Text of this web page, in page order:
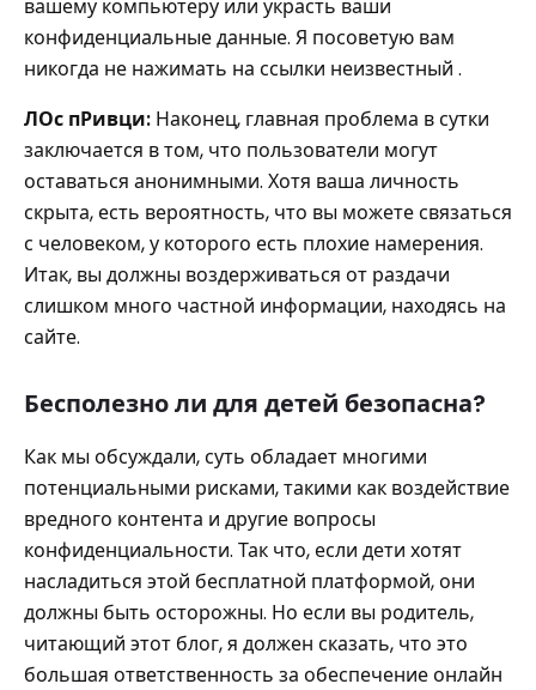
вашему компьютеру или украсть ваши
конфиденциальные данные. Я посоветую вам
никогда не нажимать на ссылки неизвестный .
ЛОс пРивци: Наконец, главная проблема в сутки
заключается в том, что пользователи могут
оставаться анонимными. Хотя ваша личность
скрыта, есть вероятность, что вы можете связаться
с человеком, у которого есть плохие намерения.
Итак, вы должны воздерживаться от раздачи
слишком много частной информации, находясь на
сайте.
Бесполезно ли для детей безопасна?
Как мы обсуждали, суть обладает многими
потенциальными рисками, такими как воздействие
вредного контента и другие вопросы
конфиденциальности. Так что, если дети хотят
насладиться этой бесплатной платформой, они
должны быть осторожны. Но если вы родитель,
читающий этот блог, я должен сказать, что это
большая ответственность за обеспечение онлайн